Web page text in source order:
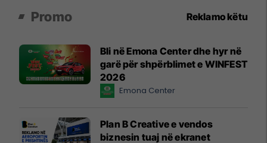
Promo Reklamo këtu
Bli në Emona Center dhe hyr në
garë për shpërblimet e WINFEST
2026
Emona Center
Plan B Creative e vendos
biznesin tuaj në ekranet